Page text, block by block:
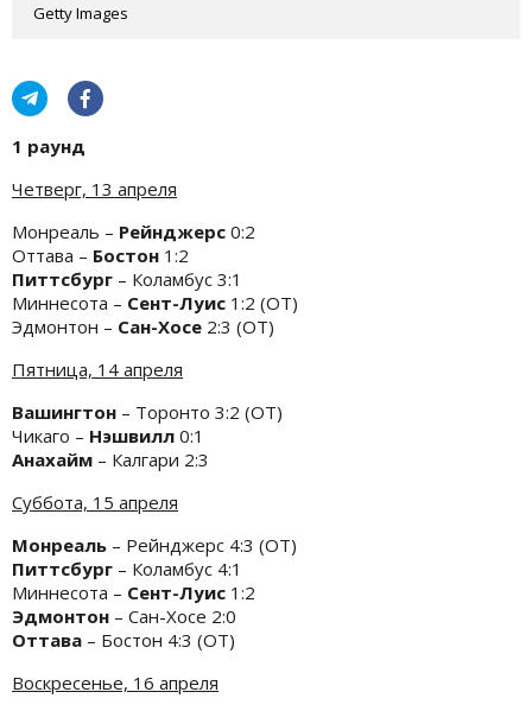
Getty Images
1 раунд
Четверг, 13 апреля
Монреаль – Рейнджерс 0:2
Оттава – Бостон 1:2
Питтсбург – Коламбус 3:1
Миннесота – Сент-Луис 1:2 (ОТ)
Эдмонтон – Сан-Хосе 2:3 (ОТ)
Пятница, 14 апреля
Вашингтон – Торонто 3:2 (ОТ)
Чикаго – Нэшвилл 0:1
Анахайм – Калгари 2:3
Суббота, 15 апреля
Монреаль – Рейнджерс 4:3 (ОТ)
Питтсбург – Коламбус 4:1
Миннесота – Сент-Луис 1:2
Эдмонтон – Сан-Хосе 2:0
Оттава – Бостон 4:3 (ОТ)
Воскресенье, 16 апреля